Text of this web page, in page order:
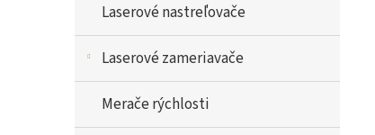
Laserové nastreľovače
Laserové zameriavače
Merače rýchlosti